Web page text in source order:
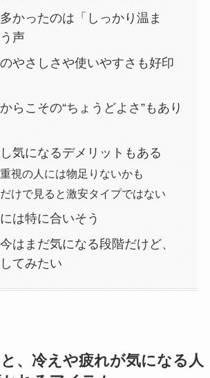
かったのは「しっかり温ま
声
やさしさや使いやすさも好印
らこその“ちょうどよさ”もあり
気になるデメリットもある
視の人には物足りないかも
けで見ると激安タイプではない
は特に合いそう
はまだ気になる段階だけど、
てみたい
、冷えや疲れが気になる人